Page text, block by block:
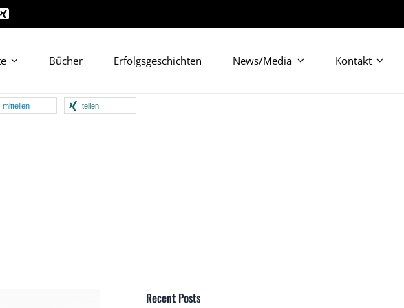
Bücher Erfolgsgeschichten News/Media Kontakt
mitteilen teilen
Recent Posts